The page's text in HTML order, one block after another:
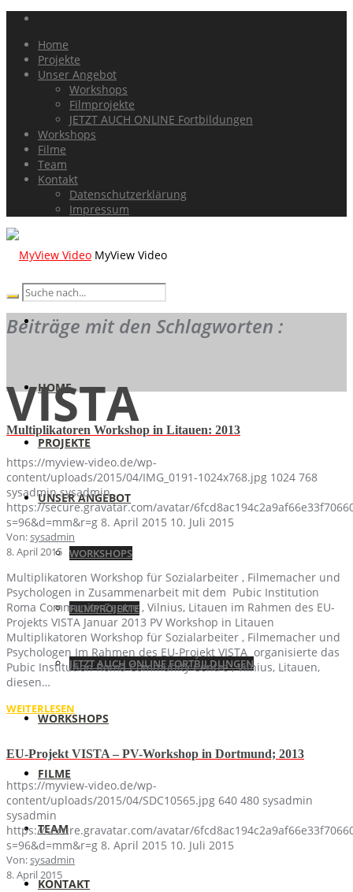
Home
Projekte
Unser Angebot
Workshops
Filmprojekte
JETZT AUCH ONLINE Fortbildungen
Workshops
Filme
Team
Kontakt
Datenschutzerklärung
Impressum
MyView Video
HOME
PROJEKTE
UNSER ANGEBOT
WORKSHOPS
FILMPROJEKTE
JETZT AUCH ONLINE FORTBILDUNGEN
WORKSHOPS
FILME
TEAM
KONTAKT
Beiträge mit den Schlagworten :
VISTA
Multiplikatoren Workshop in Litauen: 2013
https://myview-video.de/wp-
content/uploads/2015/04/IMG_0191-1024x768.jpg 1024 768
sysadmin sysadmin
https://secure.gravatar.com/avatar/
s=96&d=mm&r=g 8. April 2015 10. Juli 2015
Von:sysadmin
8. April 2015
Multiplikatoren Workshop für Sozialarbeiter , Filmemacher und
Psychologen in Zusammenarbeit mit dem Pubic Institution
Roma Community Centre , Vilnius, Litauen im Rahmen des EU-
Projekts VISTA Januar 2013 PV Workshop in Litauen
Multiplikatoren Workshop für Sozialarbeiter , Filmemacher und
Psychologen Im Rahmen des EU-Projekt VISTA organisierte das
Pubic Institution Roma Community Centre , Vilnius, Litauen,
diesen…
WEITERLESEN
EU-Projekt VISTA – PV-Workshop in Dortmund; 2013
https://myview-video.de/wp-
content/uploads/2015/04/SDC10565.jpg 640 480 sysadmin
sysadmin
https://secure.gravatar.com/avatar/
s=96&d=mm&r=g 8. April 2015 10. Juli 2015
Von:sysadmin
8. April 2015